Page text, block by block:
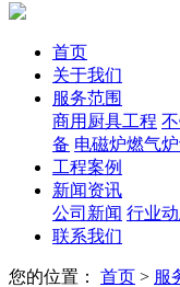
首页
关于我们
服务范围
商用厨具工程
备 电磁炉燃气
工程案例
新闻资讯
公司新闻 行业
联系我们
您的位置： 首页 > 服